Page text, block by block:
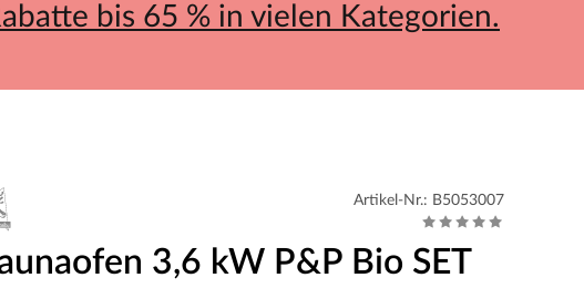
bis 65 % in vielen Kategorien.
Artikel-Nr.: B5053007
3,6 kW P&P Bio SET